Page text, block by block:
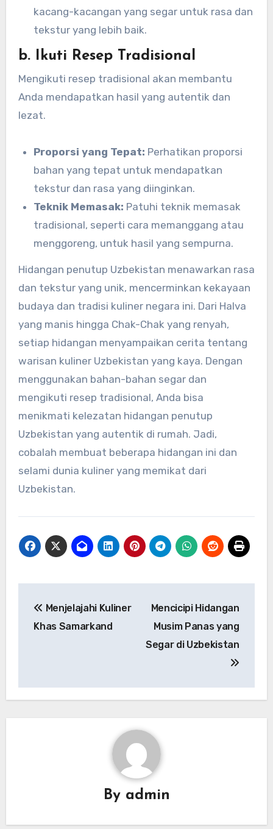
kacang-kacangan yang segar untuk rasa dan
tekstur yang lebih baik.
b. Ikuti Resep Tradisional
Mengikuti resep tradisional akan membantu
Anda mendapatkan hasil yang autentik dan
lezat.
Proporsi yang Tepat: Perhatikan proporsi
bahan yang tepat untuk mendapatkan
tekstur dan rasa yang diinginkan.
Teknik Memasak: Patuhi teknik memasak
tradisional, seperti cara memanggang atau
menggoreng, untuk hasil yang sempurna.
Hidangan penutup Uzbekistan menawarkan rasa
dan tekstur yang unik, mencerminkan kekayaan
budaya dan tradisi kuliner negara ini. Dari Halva
yang manis hingga Chak-Chak yang renyah,
setiap hidangan menyampaikan cerita tentang
warisan kuliner Uzbekistan yang kaya. Dengan
menggunakan bahan-bahan segar dan
mengikuti resep tradisional, Anda bisa
menikmati kelezatan hidangan penutup
Uzbekistan yang autentik di rumah. Jadi,
cobalah membuat beberapa hidangan ini dan
selami dunia kuliner yang memikat dari
Uzbekistan.
pos
Menjelajahi Kuliner
Khas Samarkand
Mencicipi Hidangan
Musim Panas yang
Segar di Uzbekistan
By admin